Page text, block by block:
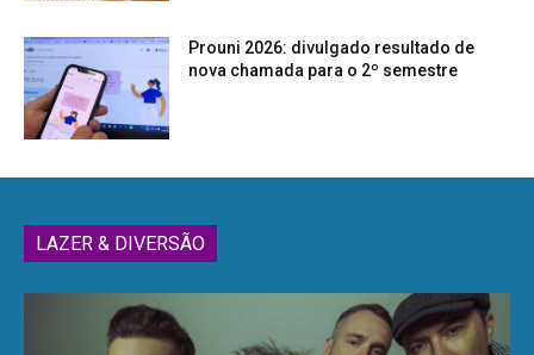
Prouni 2026: divulgado resultado de
nova chamada para o 2º semestre
LAZER & DIVERSÃO